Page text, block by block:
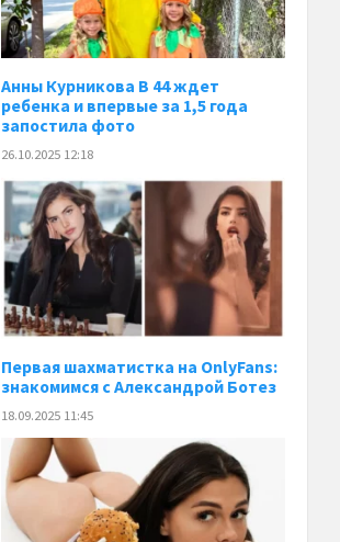
Анны Курникова В 44 ждет
ребенка и впервые за 1,5 года
запостила фото
26.10.2025 12:18
Первая шахматистка на OnlyFans:
знакомимся с Александрой Ботез
18.09.2025 11:45